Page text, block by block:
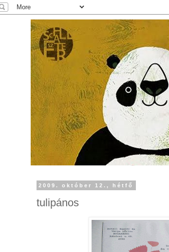
2009. október 12., hétfő
tulipános